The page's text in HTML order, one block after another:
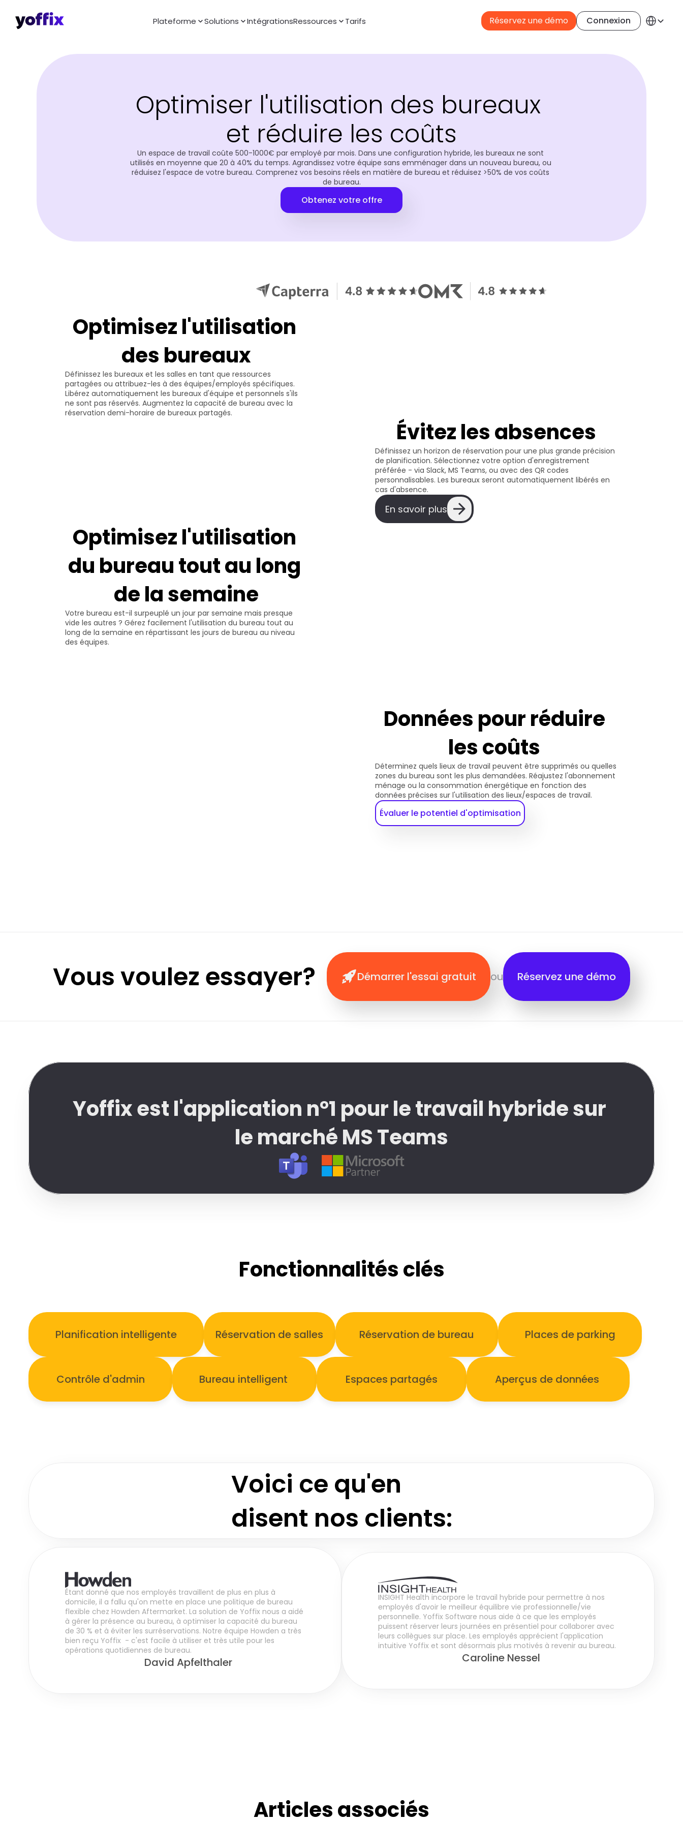
Optimiser l'utilisation des bureaux
et réduire les coûts
Un espace de travail coûte 500-1000€ par employé par mois. Dans une configuration hybride, les bureaux ne sont
utilisés en moyenne que 20 à 40% du temps. Agrandissez votre équipe sans emménager dans un nouveau bureau, ou
réduisez l'espace de votre bureau. Comprenez vos besoins réels en matière de bureau et réduisez >50% de vos coûts
de bureau.
Obtenez votre offre
Optimisez l'utilisation
des bureaux
Définissez les bureaux et les salles en tant que ressources
partagées ou attribuez-les à des équipes/employés spécifiques.
Libérez automatiquement les bureaux d'équipe et personnels s'ils
ne sont pas réservés. Augmentez la capacité de bureau avec la
réservation demi-horaire de bureaux partagés.
Évitez les absences
Définissez un horizon de réservation pour une plus grande précision
de planification. Sélectionnez votre option d'enregistrement
préférée - via Slack, MS Teams, ou avec des QR codes
personnalisables. Les bureaux seront automatiquement libérés en
cas d'absence.
En savoir plus
Optimisez l'utilisation
du bureau tout au long
de la semaine
Votre bureau est-il surpeuplé un jour par semaine mais presque
vide les autres ? Gérez facilement l'utilisation du bureau tout au
long de la semaine en répartissant les jours de bureau au niveau
des équipes.
Données pour réduire
les coûts
Déterminez quels lieux de travail peuvent être supprimés ou quelles
zones du bureau sont les plus demandées. Réajustez l'abonnement
ménage ou la consommation énergétique en fonction des
données précises sur l'utilisation des lieux/espaces de travail.
Évaluer le potentiel d'optimisation
Vous voulez essayer? Démarrer l'essai gratuit ou Réservez une démo
Yoffix est l'application n°1 pour le travail hybride sur
le marché MS Teams
Fonctionnalités clés
Planification intelligente Réservation de salles Réservation de bureau Places de parking
Contrôle d'admin Bureau intelligent Espaces partagés Aperçus de données
Voici ce qu'en
disent nos clients:
Étant donné que nos employés travaillent de plus en plus à
domicile, il a fallu qu'on mette en place une politique de bureau
flexible chez Howden Aftermarket. La solution de Yoffix nous a aidé
à gérer la présence au bureau, à optimiser la capacité du bureau
de 30 % et à éviter les surréservations. Notre équipe Howden a très
bien reçu Yoffix  - c'est facile à utiliser et très utile pour les
opérations quotidiennes de bureau.
David Apfelthaler
INSIGHT Health incorpore le travail hybride pour permettre à nos
employés d'avoir le meilleur équilibre vie professionnelle/vie
personnelle. Yoffix Software nous aide à ce que les employés
puissent réserver leurs journées en présentiel pour collaborer avec
leurs collègues sur place. Les employés apprécient l'application
intuitive Yoffix et sont désormais plus motivés à revenir au bureau.
Caroline Nessel
Articles associés
Plateforme Solutions IntégrationsRessources Tarifs Réservez une démo Connexion French